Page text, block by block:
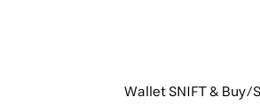
Wallet SNIFT &